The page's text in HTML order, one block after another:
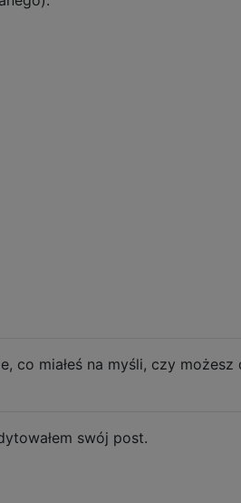
co miałeś na myśli, czy
swój post.